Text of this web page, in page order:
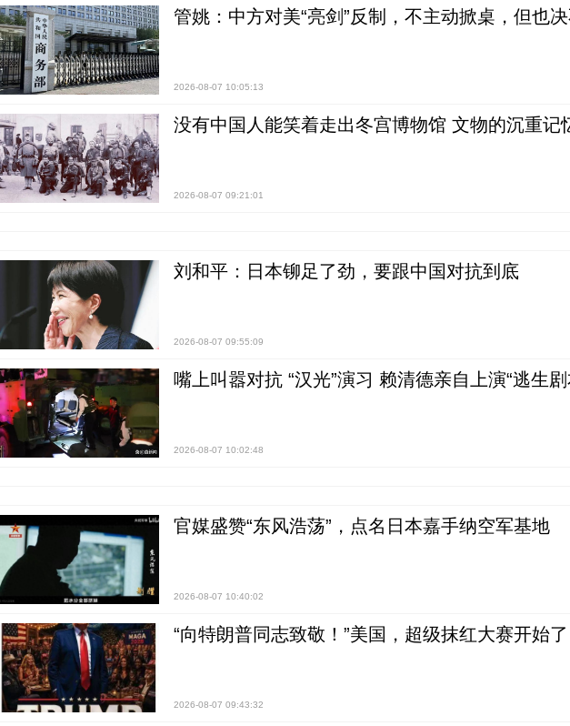
管姚：中方对美“亮剑”反制，不主动掀桌，但也
2026-08-07 10:05:13
没有中国人能笑着走出冬宫博物馆 文物的沉重记
2026-08-07 09:21:01
刘和平：日本铆足了劲，要跟中国对抗到底
2026-08-07 09:55:09
嘴上叫嚣对抗 “汉光”演习 赖清德亲自上演“逃生
2026-08-07 10:02:48
官媒盛赞“东风浩荡”，点名日本嘉手纳空军基地
2026-08-07 10:40:02
“向特朗普同志致敬！”美国，超级抹红大赛开始了
2026-08-07 09:43:32